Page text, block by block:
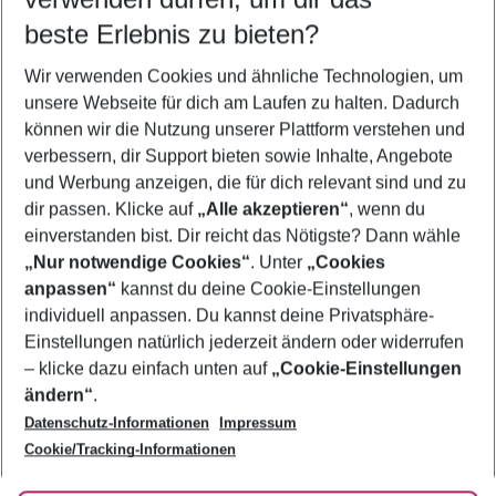
5-8 Nächte
2 Erwachsene Keine Kinder
Mehr Filter anzeigen
Footer
Footer navigation
Über uns
AGB
Bestpreisgarantie
Cookie-Einstellungen ändern
Cookie-Richtlinie
Agenturbetreuung
Barrierefreies Reisen
Folge uns
beste Erlebnis zu bieten?
Wir verwenden Cookies und ähnliche Technologien, um
unsere Webseite für dich am Laufen zu halten. Dadurch
können wir die Nutzung unserer Plattform verstehen und
verbessern, dir Support bieten sowie Inhalte, Angebote
und Werbung anzeigen, die für dich relevant sind und zu
dir passen. Klicke auf „Alle akzeptieren“, wenn du
einverstanden bist. Dir reicht das Nötigste? Dann wähle
„Nur notwendige Cookies“. Unter „Cookies
anpassen“ kannst du deine Cookie-Einstellungen
individuell anpassen. Du kannst deine Privatsphäre-
Einstellungen natürlich jederzeit ändern oder widerrufen
– klicke dazu einfach unten auf „Cookie-Einstellungen
ändern“.
Datenschutz-Informationen
Impressum
Cookie/Tracking-Informationen